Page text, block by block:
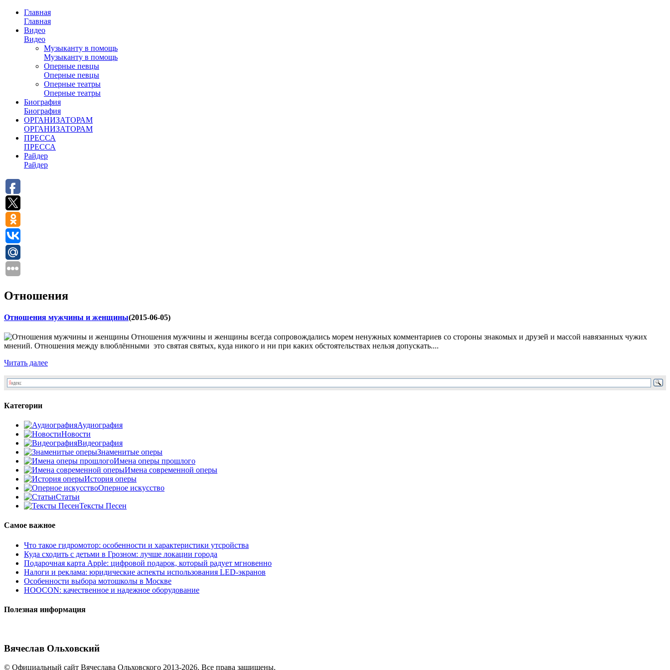
Главная
Главная
Видео
Видео
Музыканту в помощь
Музыканту в помощь
Оперные певцы
Оперные певцы
Оперные театры
Оперные театры
Биография
Биография
ОРГАНИЗАТОРАМ
ОРГАНИЗАТОРАМ
ПРЕССА
ПРЕССА
Райдер
Райдер
Отношения
Отношения мужчины и женщины(2015-06-05)
Отношения мужчины и женщины всегда сопровождались морем ненужных комментариев со стороны знакомых и друзей и массой навязанных чужих
мнений. Отношения между влюблёнными это святая святых, куда никого и ни при каких обстоятельствах нельзя допускать....
Читать далее
Категории
Аудиография
Новости
Видеография
Знаменитые оперы
Имена оперы прошлого
Имена современной оперы
История оперы
Оперное искусство
Статьи
Тексты Песен
Самое важное
Что такое гидромотор: особенности и характеристики утсройства
Куда сходить с детьми в Грозном: лучше локации города
Подарочная карта Apple: цифровой подарок, который радует мгновенно
Налоги и реклама: юридические аспекты использования LED-экранов
Особенности выбора мотошколы в Москве
HOOCON: качественное и надежное оборудование
Полезная информация
Вячеслав Ольховский
© Официальный сайт Вячеслава Ольховского 2013-2026. Все права защищены.